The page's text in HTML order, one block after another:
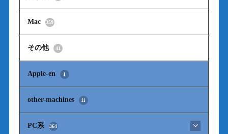
Mac 359
その他 41
Apple-en 1
other-machines 11
PC系 364